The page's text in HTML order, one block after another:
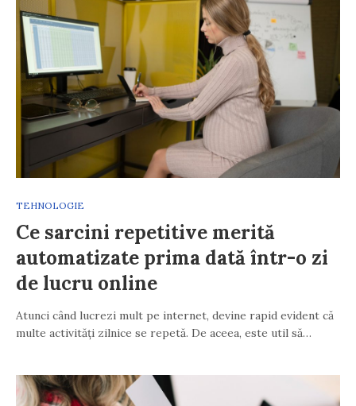
TEHNOLOGIE
Ce sarcini repetitive merită
automatizate prima dată într-o zi
de lucru online
Atunci când lucrezi mult pe internet, devine rapid evident că
multe activități zilnice se repetă. De aceea, este util să…